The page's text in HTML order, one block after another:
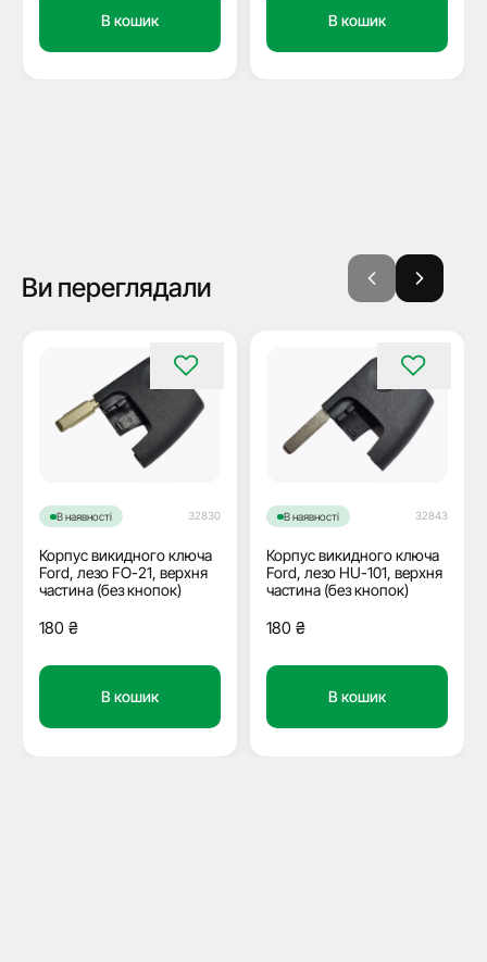
В кошик В кошик
Ви переглядали
В наявності 32830
Корпус викидного ключа
Ford, лезо FO-21, верхня
частина (без кнопок)
180 ₴
В кошик
В наявності 32843
Корпус викидного ключа
Ford, лезо HU-101, верхня
частина (без кнопок)
180 ₴
В кошик